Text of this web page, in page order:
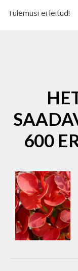
Tulemusi ei leitud!
600